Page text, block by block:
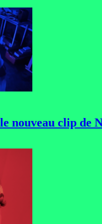
nouveau clip de